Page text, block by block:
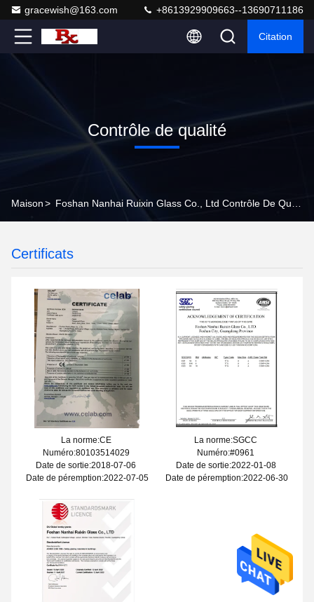
gracewish@163.com +8613929909663--13690711186
Citation
Contrôle de qualité
Maison>
Certificats
La norme:CE
Numéro:80103514029
Date de sortie:2018-07-06
Date de péremption:2022-07-05
La norme:SGCC
Numéro:#0961
Date de sortie:2022-01-08
Date de péremption:2022-06-30